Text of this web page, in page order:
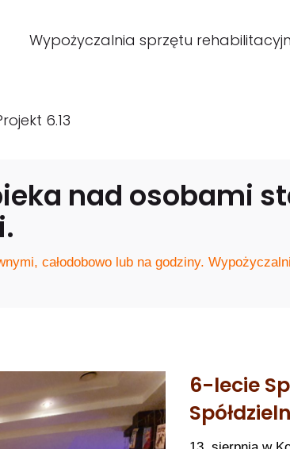
Wypożyczalnia sprzętu
6.13
nad osobami
całodobowo lub na godziny.
6-lecie